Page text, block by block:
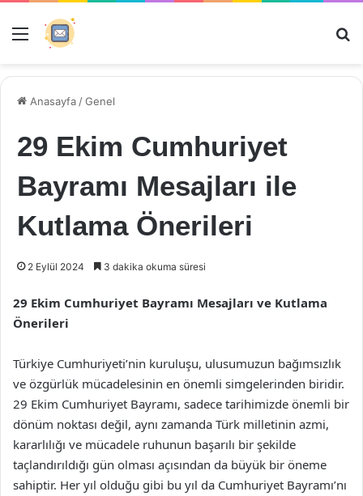
Menü
Anasayfa /Genel
29 Ekim Cumhuriyet
Bayramı Mesajları ile
Kutlama Önerileri
2 Eylül 2024 3 dakika okuma süresi
29 Ekim Cumhuriyet Bayramı Mesajları ve Kutlama
Önerileri
Türkiye Cumhuriyeti’nin kuruluşu, ulusumuzun bağımsızlık
ve özgürlük mücadelesinin en önemli simgelerinden biridir.
29 Ekim Cumhuriyet Bayramı, sadece tarihimizde önemli bir
dönüm noktası değil, aynı zamanda Türk milletinin azmi,
kararlılığı ve mücadele ruhunun başarılı bir şekilde
taçlandırıldığı gün olması açısından da büyük bir öneme
sahiptir. Her yıl olduğu gibi bu yıl da Cumhuriyet Bayramı’nı